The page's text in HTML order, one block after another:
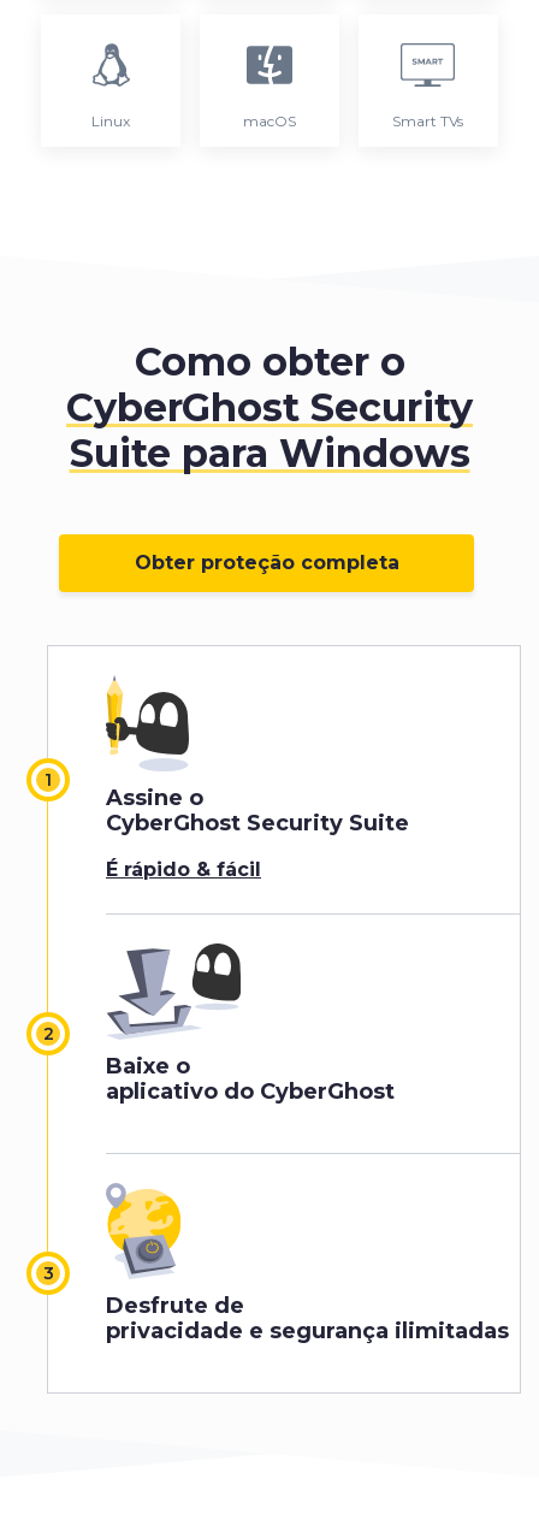
Linux macOS Smart TVs
Como obter o
CyberGhost Security
Suite para Windows
Obter proteção completa
Assine o
CyberGhost Security Suite
É rápido & fácil
Baixe o
aplicativo do CyberGhost
Desfrute de
privacidade e segurança ilimitadas